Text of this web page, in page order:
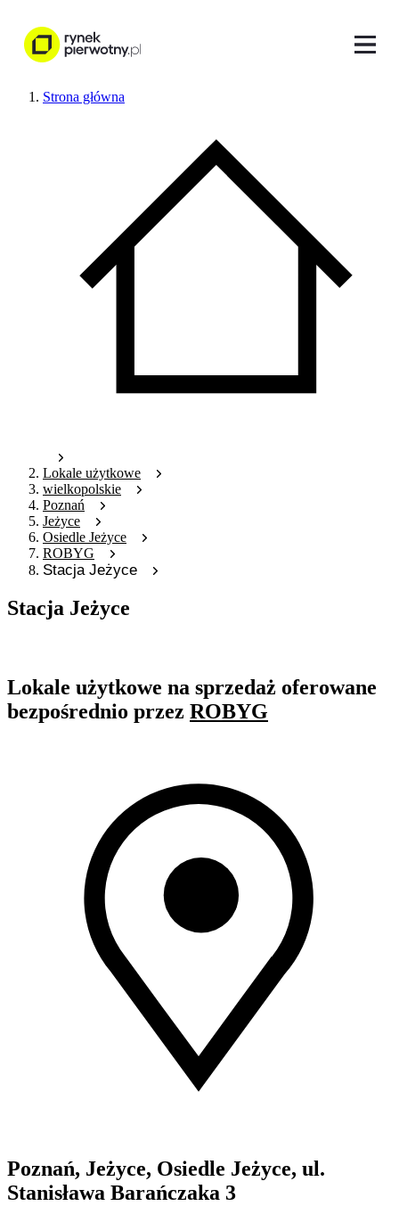
Strona główna
Lokale użytkowe
wielkopolskie
Poznań
Jeżyce
Osiedle Jeżyce
ROBYG
Stacja Jeżyce
Stacja Jeżyce
Lokale użytkowe na sprzedaż oferowane
bezpośrednio przez ROBYG
Poznań, Jeżyce, Osiedle Jeżyce, ul.
Stanisława Barańczaka 3